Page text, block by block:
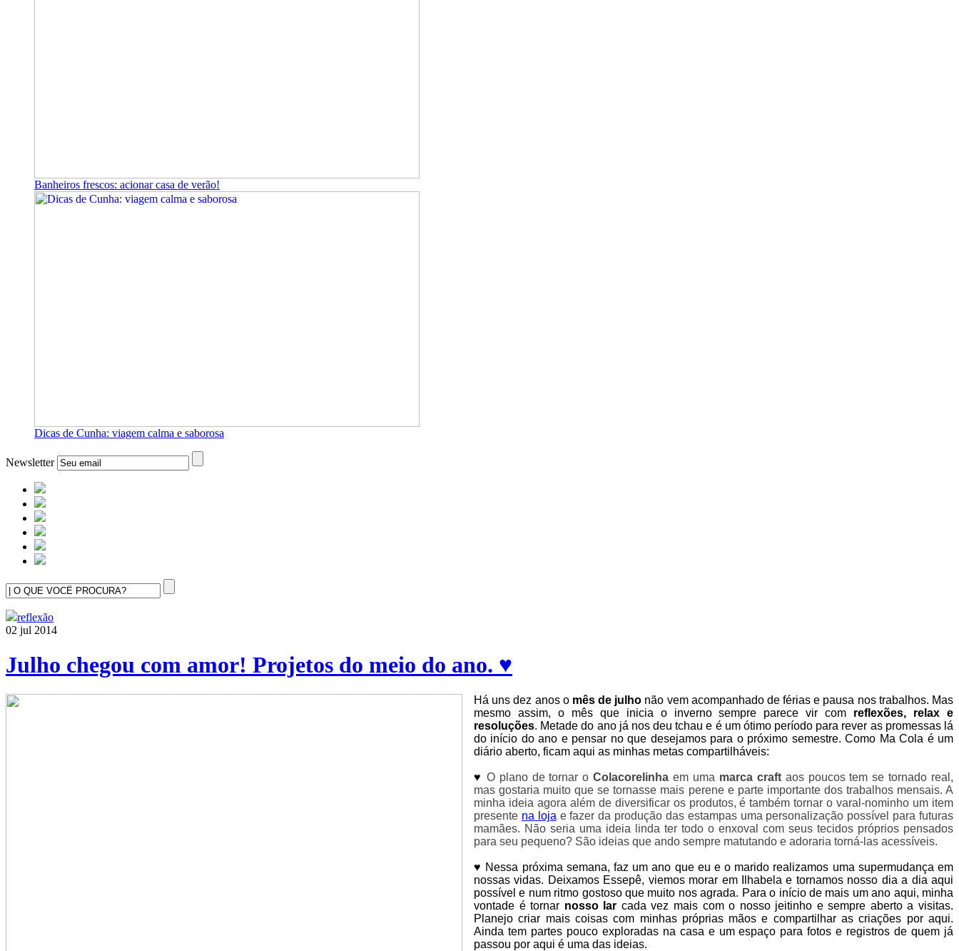
Banheiros frescos: acionar casa de verão!
Dicas de Cunha: viagem calma e saborosa
Newsletter
reflexão
02 jul 2014
Julho chegou com amor! Projetos do meio do ano. ♥
Há uns dez anos o mês de julho não vem acompanhado de férias e pausa nos trabalhos. Mas
mesmo assim, o mês que inicia o inverno sempre parece vir com reflexões, relax e
resoluções. Metade do ano já nos deu tchau e é um ótimo período para rever as promessas lá
do início do ano e pensar no que desejamos para o próximo semestre. Como Ma Cola é um
diário aberto, ficam aqui as minhas metas compartilháveis:
♥ O plano de tornar oColacorelinha em uma marca craftaos poucos tem se tornado real,
mas gostaria muito que se tornasse mais perene e parte importante dos trabalhos mensais. A
minha ideia agora além de diversificar os produtos, é também tornar o varal-nominho um item
presente na loja e fazer da produção das estampas uma personalização possível para futuras
mamães. Não seria uma ideia linda ter todo o enxoval com seus tecidos próprios pensados
para seu pequeno? São ideias que ando sempre matutando e adoraria torná-las acessíveis.
♥ Nessa próxima semana, faz um ano que eu e o marido realizamos uma supermudança em
nossas vidas. Deixamos Essepê, viemos morar em Ilhabela e tornamos nosso dia a dia aqui
possível e num ritmo gostoso que muito nos agrada. Para o início de mais um ano aqui, minha
vontade é tornar nosso lar cada vez mais com o nosso jeitinho e sempre aberto a visitas.
Planejo criar mais coisas com minhas próprias mãos e compartilhar as criações por aqui.
Ainda tem partes pouco exploradas na casa e um espaço para fotos e registros de quem já
passou por aqui é uma das ideias.